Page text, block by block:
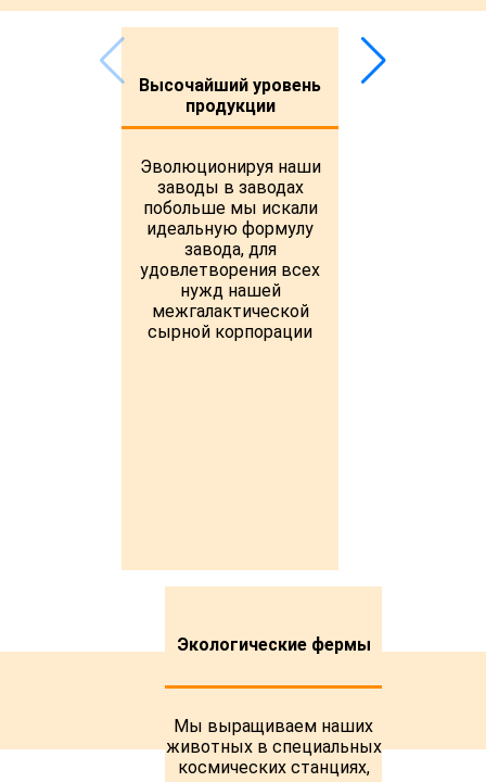
Высочайший уровень
продукции
Эволюционируя наши
заводы в заводах
побольше мы искали
идеальную формулу
завода, для
удовлетворения всех
нужд нашей
межгалактической
сырной корпорации
Экологические фермы
Мы выращиваем наших
животных в специальных
космических станциях,